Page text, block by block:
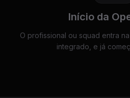
Início da
O profissional ou squad entra
integrado, e já